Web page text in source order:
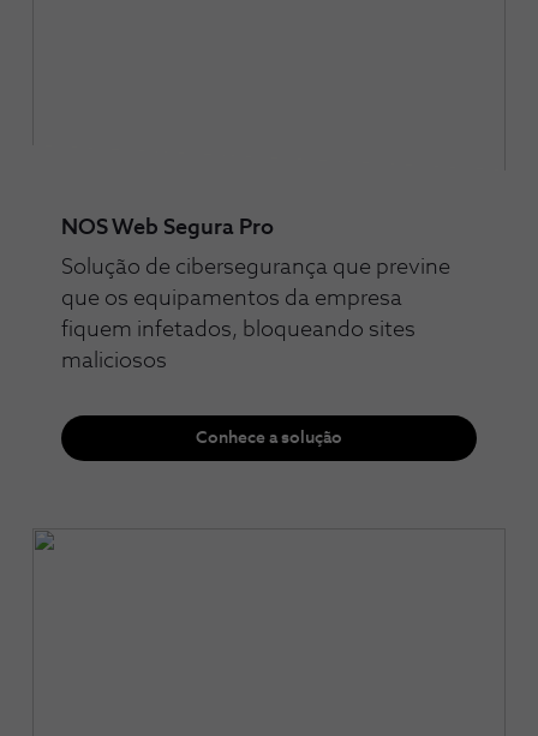
NOS Web Segura Pro
Solução de cibersegurança que previne
que os equipamentos da empresa
fiquem infetados, bloqueando sites
maliciosos
Conhece a solução